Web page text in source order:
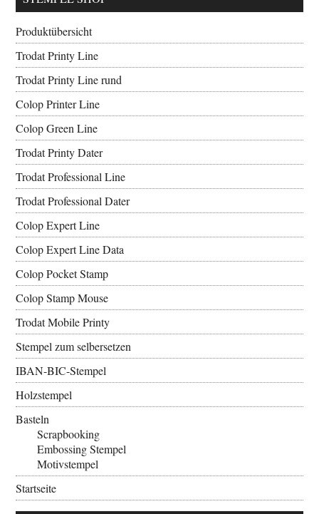
Produktübersicht
Trodat Printy Line
Trodat Printy Line rund
Colop Printer Line
Colop Green Line
Trodat Printy Dater
Trodat Professional Line
Trodat Professional Dater
Colop Expert Line
Colop Expert Line Data
Colop Pocket Stamp
Colop Stamp Mouse
Trodat Mobile Printy
Stempel zum selbersetzen
IBAN-BIC-Stempel
Holzstempel
Basteln
Scrapbooking
Embossing Stempel
Motivstempel
Startseite